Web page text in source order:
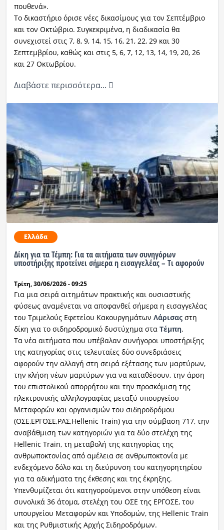
πουθενά».
Το δικαστήριο όρισε νέες δικασίμους για τον Σεπτέμβριο
και τον Οκτώβριο. Συγκεκριμένα, η διαδικασία θα
συνεχιστεί στις 7, 8, 9, 14, 15, 16, 21, 22, 29 και 30
Σεπτεμβρίου, καθώς και στις 5, 6, 7, 12, 13, 14, 19, 20, 26
και 27 Οκτωβρίου.
Διαβάστε περισσότερα...
Ελλάδα
Δίκη για τα Τέμπη: Για τα αιτήματα των συνηγόρων
υποστήριξης προτείνει σήμερα η εισαγγελέας – Τι αφορούν
Τρίτη, 30/06/2026 - 09:25
Για μια σειρά αιτημάτων πρακτικής και ουσιαστικής
φύσεως αναμένεται να αποφανθεί σήμερα η εισαγγελέας
του Τριμελούς Εφετείου Κακουργημάτων Λάρισας στη
δίκη για το σιδηροδρομικό δυστύχημα στα Τέμπη.
Τα νέα αιτήματα που υπέβαλαν συνήγοροι υποστήριξης
της κατηγορίας στις τελευταίες δύο συνεδριάσεις
αφορούν την αλλαγή στη σειρά εξέτασης των μαρτύρων,
την κλήση νέων μαρτύρων για να καταθέσουν, την άρση
του επιστολικού απορρήτου και την προσκόμιση της
ηλεκτρονικής αλληλογραφίας μεταξύ υπουργείου
Μεταφορών και οργανισμών του σιδηροδρόμου
(ΟΣΕ,ΕΡΓΟΣΕ,ΡΑΣ,Hellenic Train) για την σύμβαση 717, την
αναβάθμιση των κατηγοριών για τα δύο στελέχη της
Hellenic Train, τη μεταβολή της κατηγορίας της
ανθρωποκτονίας από αμέλεια σε ανθρωποκτονία με
ενδεχόμενο δόλο και τη διεύρυνση του κατηγορητηρίου
για τα αδικήματα της έκθεσης και της έκρηξης.
Υπενθυμίζεται ότι κατηγορούμενοι στην υπόθεση είναι
συνολικά 36 άτομα, στελέχη του ΟΣΕ της ΕΡΓΟΣΕ, του
υπουργείου Μεταφορών και Υποδομών, της Hellenic Train
και της Ρυθμιστικής Αρχής Σιδηροδρόμων.